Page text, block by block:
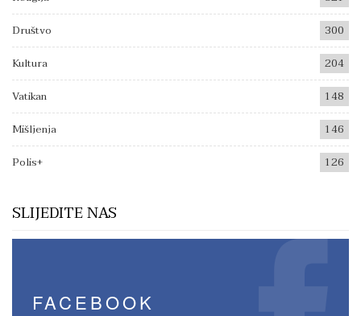
Društvo
300
Kultura
204
Vatikan
148
Mišljenja
146
Polis+
126
SLIJEDITE NAS
FACEBOOK